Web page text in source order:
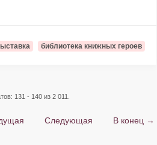
библиотека книжных героев
131 - 140 из 2 011.
Следующая В конец →